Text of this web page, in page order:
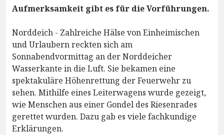
Aufmerksamkeit gibt es für die Vorführungen.
Norddeich - Zahlreiche Hälse von Einheimischen
und Urlaubern reckten sich am
Sonnabendvormittag an der Norddeicher
Wasserkante in die Luft. Sie bekamen eine
spektakuläre Höhenrettung der Feuerwehr zu
sehen. Mithilfe eines Leiterwagens wurde gezeigt,
wie Menschen aus einer Gondel des Riesenrades
gerettet wurden. Dazu gab es viele fachkundige
Erklärungen.